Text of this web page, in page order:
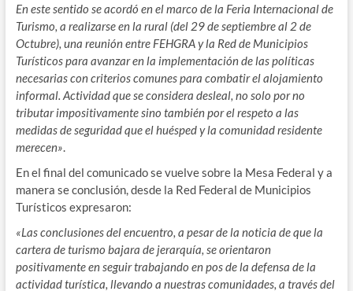
En este sentido se acordó en el marco de la Feria Internacional de
Turismo, a realizarse en la rural (del 29 de septiembre al 2 de
Octubre), una reunión entre FEHGRA y la Red de Municipios
Turísticos para avanzar en la implementación de las políticas
necesarias con criterios comunes para combatir el alojamiento
informal. Actividad que se considera desleal, no solo por no
tributar impositivamente sino también por el respeto a las
medidas de seguridad que el huésped y la comunidad residente
merecen».
En el final del comunicado se vuelve sobre la Mesa Federal y a
manera se conclusión, desde la Red Federal de Municipios
Turísticos expresaron:
«Las conclusiones del encuentro, a pesar de la noticia de que la
cartera de turismo bajara de jerarquía, se orientaron
positivamente en seguir trabajando en pos de la defensa de la
actividad turística, llevando a nuestras comunidades, a través del